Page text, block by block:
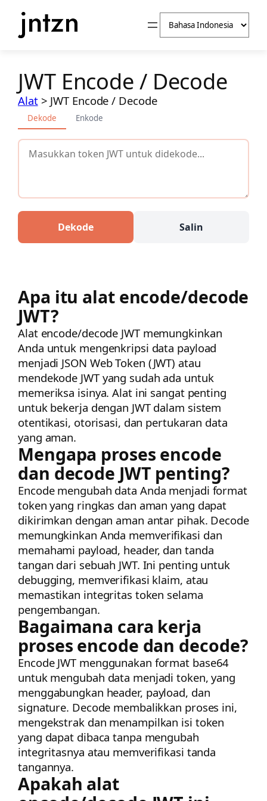
konten
Pilih
sebuah
JWT Encode / Decode
Alat> JWT Encode / Decode
Dekode Enkode
Dekode Salin
Apa itu alat encode/decode
JWT?
Alat encode/decode JWT memungkinkan
Anda untuk mengenkripsi data payload
menjadi JSON Web Token (JWT) atau
mendekode JWT yang sudah ada untuk
memeriksa isinya. Alat ini sangat penting
untuk bekerja dengan JWT dalam sistem
otentikasi, otorisasi, dan pertukaran data
yang aman.
Mengapa proses encode
dan decode JWT penting?
Encode mengubah data Anda menjadi format
token yang ringkas dan aman yang dapat
dikirimkan dengan aman antar pihak. Decode
memungkinkan Anda memverifikasi dan
memahami payload, header, dan tanda
tangan dari sebuah JWT. Ini penting untuk
debugging, memverifikasi klaim, atau
memastikan integritas token selama
pengembangan.
Bagaimana cara kerja
proses encode dan decode?
Encode JWT menggunakan format base64
untuk mengubah data menjadi token, yang
menggabungkan header, payload, dan
signature. Decode membalikkan proses ini,
mengekstrak dan menampilkan isi token
yang dapat dibaca tanpa mengubah
integritasnya atau memverifikasi tanda
tangannya.
Apakah alat